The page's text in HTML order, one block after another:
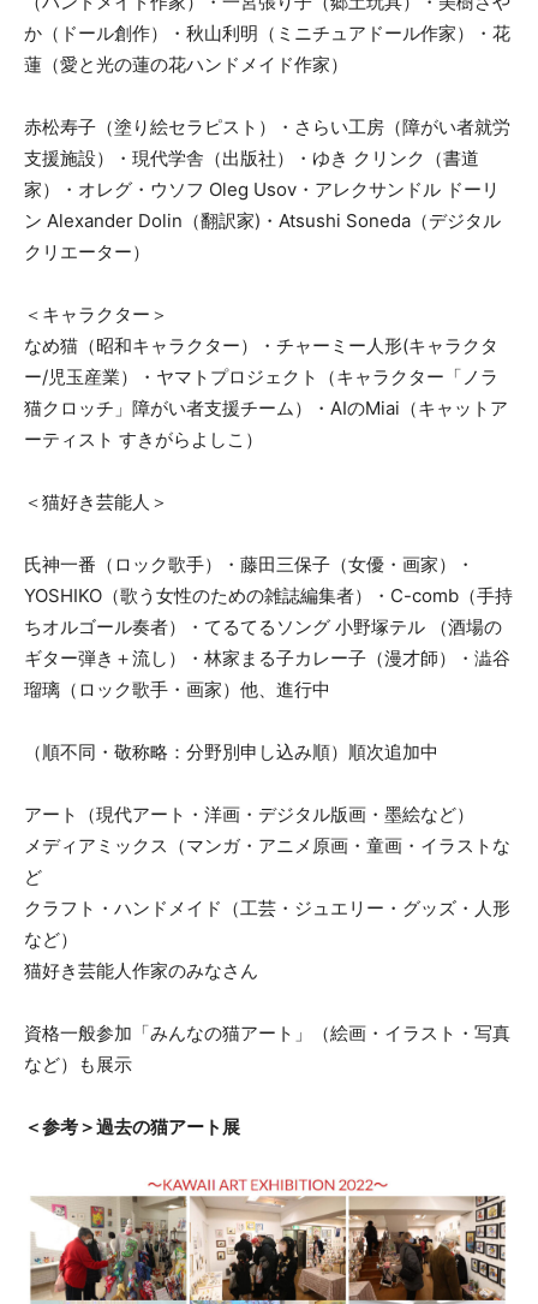
か（ドール創作）・秋山利明（ミニチュアドール作家）・花
蓮（愛と光の蓮の花ハンドメイド作家）
赤松寿子（塗り絵セラピスト）・さらい工房（障がい者就労
支援施設）・現代学舎（出版社）・ゆき クリンク（書道
家）・オレグ・ウソフ Oleg Usov・アレクサンドル ドーリ
ン Alexander Dolin（翻訳家)・Atsushi Soneda（デジタル
クリエーター）
＜キャラクター＞
なめ猫（昭和キャラクター）・チャーミー人形(キャラクタ
ー/児玉産業）・ヤマトプロジェクト（キャラクター「ノラ
猫クロッチ」障がい者支援チーム）・AIのMiai（キャットア
ーティスト すきがらよしこ）
＜猫好き芸能人＞
氏神一番（ロック歌手）・藤田三保子（女優・画家）・
YOSHIKO（歌う女性のための雑誌編集者）・C-comb（手持
ちオルゴール奏者）・てるてるソング 小野塚テル （酒場の
ギター弾き＋流し）・林家まる子カレー子（漫才師）・澁谷
瑠璃（ロック歌手・画家）他、進行中
（順不同・敬称略：分野別申し込み順）順次追加中
アート（現代アート・洋画・デジタル版画・墨絵など）
メディアミックス（マンガ・アニメ原画・童画・イラストな
ど
クラフト・ハンドメイド（工芸・ジュエリー・グッズ・人形
など）
猫好き芸能人作家のみなさん
資格一般参加「みんなの猫アート」（絵画・イラスト・写真
など）も展示
＜参考＞過去の猫アート展